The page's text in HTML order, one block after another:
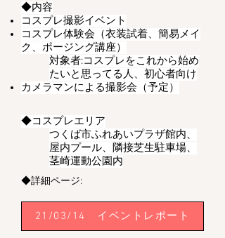
◆内容
コスプレ撮影イベント
コスプレ体験会（衣装試着、簡易メイ
ク、ポージング講座）
対象者:コスプレをこれから始め
たいと思ってる人、初心者向け
カメラマンによる撮影会（予定）
◆コスプレエリア
つくば市ふれあいプラザ館内、
屋内プール、隣接芝生駐車場、
茎崎運動公園内
◆詳細ページ:
21/03/14 イベントレポート